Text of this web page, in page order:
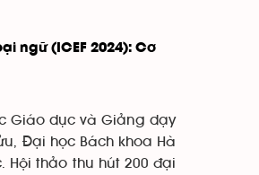
ngữ (ICEF 2024): Cơ
Giáo dục và Giảng dạy
Đại học Bách khoa Hà
Hội thảo thu hút 200 đại